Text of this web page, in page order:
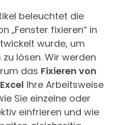
beleuchtet die
„Fenster fixieren“ in
wurde, um
lösen. Wir werden
das Fixieren von
Ihre Arbeitsweise
Sie einzelne oder
einfrieren und wie